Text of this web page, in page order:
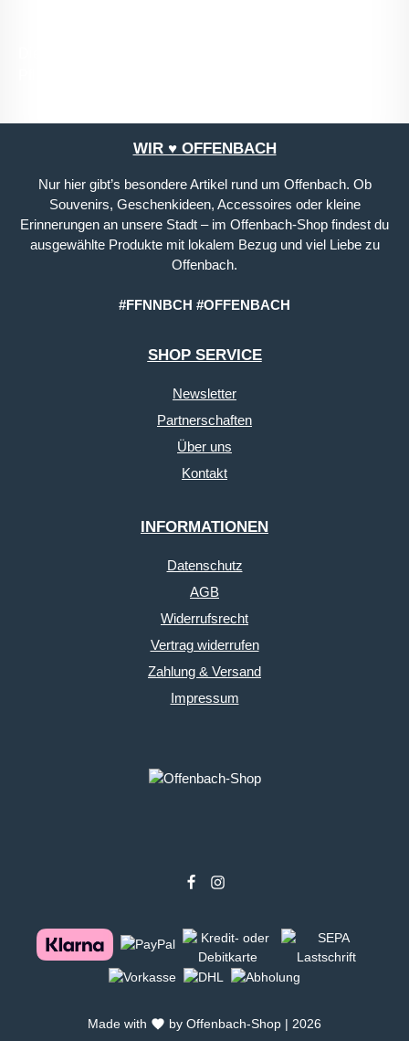
WIR ♥ OFFENBACH
Nur hier gibt’s besondere Artikel rund um Offenbach. Ob
Souvenirs, Geschenkideen, Accessoires oder kleine
Erinnerungen an unsere Stadt – im Offenbach-Shop findest du
ausgewählte Produkte mit lokalem Bezug und viel Liebe zu
Offenbach.
#FFNNBCH #OFFENBACH
SHOP SERVICE
Newsletter
Partnerschaften
Über uns
Kontakt
INFORMATIONEN
Datenschutz
AGB
Widerrufsrecht
Vertrag widerrufen
Zahlung & Versand
Impressum
Made with by Offenbach-Shop | 2026